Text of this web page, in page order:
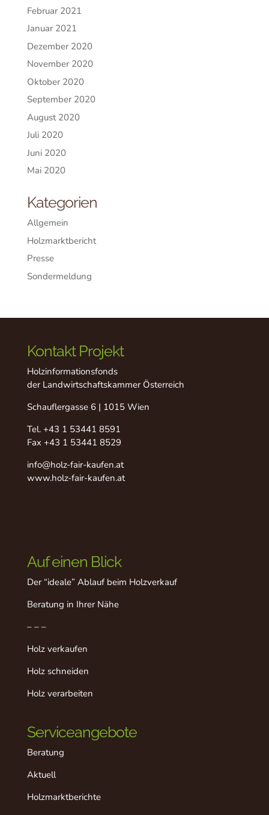
Februar 2021
Januar 2021
Dezember 2020
November 2020
Oktober 2020
September 2020
August 2020
Juli 2020
Juni 2020
Mai 2020
Kategorien
Allgemein
Holzmarktbericht
Presse
Sondermeldung
Kontakt Projekt
Holzinformationsfonds
der Landwirtschaftskammer Österreich
Schauflergasse 6 | 1015 Wien
Tel. +43 1 53441 8591
Fax +43 1 53441 8529
info@holz-fair-kaufen.at
www.holz-fair-kaufen.at
Auf einen Blick
Der “ideale” Ablauf beim Holzverkauf
Beratung in Ihrer Nähe
– – –
Holz verkaufen
Holz schneiden
Holz verarbeiten
Serviceangebote
Beratung
Aktuell
Holzmarktberichte